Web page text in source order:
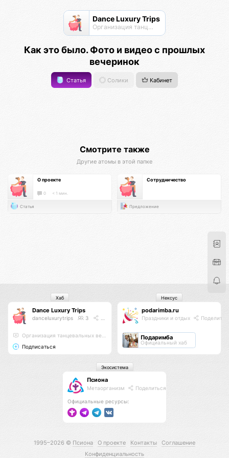
Dance Luxury Trips
Организация танцевальных вечеринок на теплоходе!
Как это было. Фото и видео с прошлых
вечеринок
Статья Солики Кабинет
Смотрите также
Другие атомы в этой папке
О проекте
0 < 1 мин.
Статья
Сотрудничество
Предложение
Dance Luxury Trips
danceluxurytrips 3
Организация танцевальных вечеринок на теплоходе!
Подписаться
Хаб
podarimba.ru
Праздники и отдых
Подаримба
Официальный хаб
Нексус
Псиона
Метаорганизм Поделиться
Официальные ресурсы:
Экосистема
1995–2026 © Псиона О проекте Контакты
Соглашение
Конфиденциальность